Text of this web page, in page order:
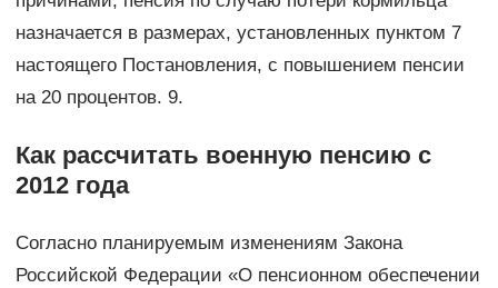
назначается в размерах, установленных пунктом 7
настоящего Постановления, с повышением пенсии
на 20 процентов. 9.
Как рассчитать военную пенсию с
2012 года
Согласно планируемым изменениям Закона
Российской Федерации «О пенсионном обеспечении